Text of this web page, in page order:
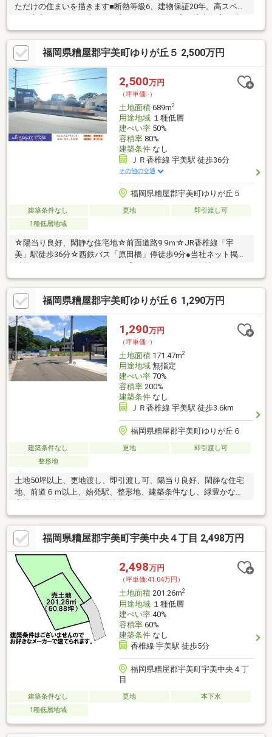
ただけの住まいを描きます■断熱等級6、建物保証20年。高スペッ
てたい方■近くに有名なおいしいパスタ屋さんがあります
福岡県糟屋郡宇美町ゆりが丘５ 2,500万円
2,500万円
（坪単価:-）
土地面積689m2
用途地域１種低層
建ぺい率50%
容積率80%
建築条件なし
ＪＲ香椎線 宇美駅 徒歩36分
その他の交通
福岡県糟屋郡宇美町ゆりが丘５
建築条件なし 更地
即引渡し可
1種低層地域
☆陽当り良好、閑静な住宅地☆前面道路9.9ｍ☆JR香椎線「宇
美」駅徒歩36分☆西鉄バス「原田橋」停徒歩9分●当社ネット掲載
でもお答えします】Q.気になるお家がたくさんある！→A.すべて
の物件資料を一括してご提供します♪Q.住宅ローンはどこの銀行で
借りたらいいの？→A.諸条件をお伺いし、お客様にとって最適な
金融機関をご提案します♪Q.未公開情報を知りたい！→A.これから
公開を予定している物件情報もご紹介します♪お家探しからアフタ
ーサービス・アフターフォローまでワンストップでリアルティス
トアがお手伝いします♪
福岡県糟屋郡宇美町ゆりが丘６ 1,290万円
1,290万円
（坪単価:-）
土地面積171.47m2
用途地域無指定
建ぺい率70%
容積率200%
建築条件なし
ＪＲ香椎線 宇美駅 徒歩3.6km
福岡県糟屋郡宇美町ゆりが丘６
建築条件なし 更地
即引渡し可
整形地
土地50坪以上、更地渡し、即引渡し可、陽当り良好、閑静な住宅
地、前道６ｍ以上、始発駅、整形地、建築条件なし、緑豊かな住
福岡県糟屋郡宇美町宇美中央４丁目 2,498万円
2,498万円
（坪単価:41.04万円）
土地面積201.26m2
用途地域１種低層
建ぺい率40%
容積率60%
建築条件なし
香椎線 宇美駅 徒歩5分
福岡県糟屋郡宇美町宇美中央４丁
目
建築条件なし 更地
本下水
1種低層地域